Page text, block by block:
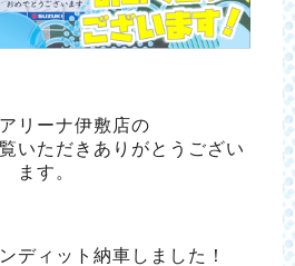
リーナ伊敷店の
いただきありがとうござい
ます。
ディット納車しました！